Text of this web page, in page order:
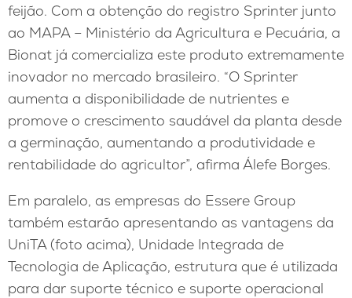
feijão. Com a obtenção do registro Sprinter junto
ao MAPA – Ministério da Agricultura e Pecuária, a
Bionat já comercializa este produto extremamente
inovador no mercado brasileiro. “O Sprinter
aumenta a disponibilidade de nutrientes e
promove o crescimento saudável da planta desde
a germinação, aumentando a produtividade e
rentabilidade do agricultor”, afirma Álefe Borges.
Em paralelo, as empresas do Essere Group
também estarão apresentando as vantagens da
UniTA (foto acima), Unidade Integrada de
Tecnologia de Aplicação, estrutura que é utilizada
para dar suporte técnico e suporte operacional